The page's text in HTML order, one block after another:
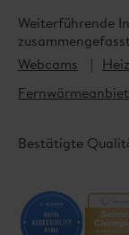
E-Mobilität
Glasfaser
Weiterführende
Webcams
Bestätigte